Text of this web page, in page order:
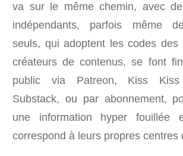
va sur le même chemin, avec
indépendants, parfois même
seuls, qui adoptent les codes des
créateurs de contenus, se font
public via Patreon, Kiss
Substack, ou par abonnement,
une information hyper fouillée
correspond à leurs propres centres